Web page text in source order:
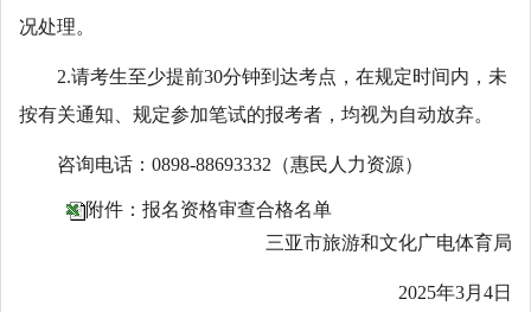
况处理。
2.请考生至少提前30分钟到达考点，在规定时间内，未
按有关通知、规定参加笔试的报考者，均视为自动放弃。
咨询电话：0898-88693332（惠民人力资源）
附件：报名资格审查合格名单
三亚市旅游和文化广电体育局
2025年3月4日